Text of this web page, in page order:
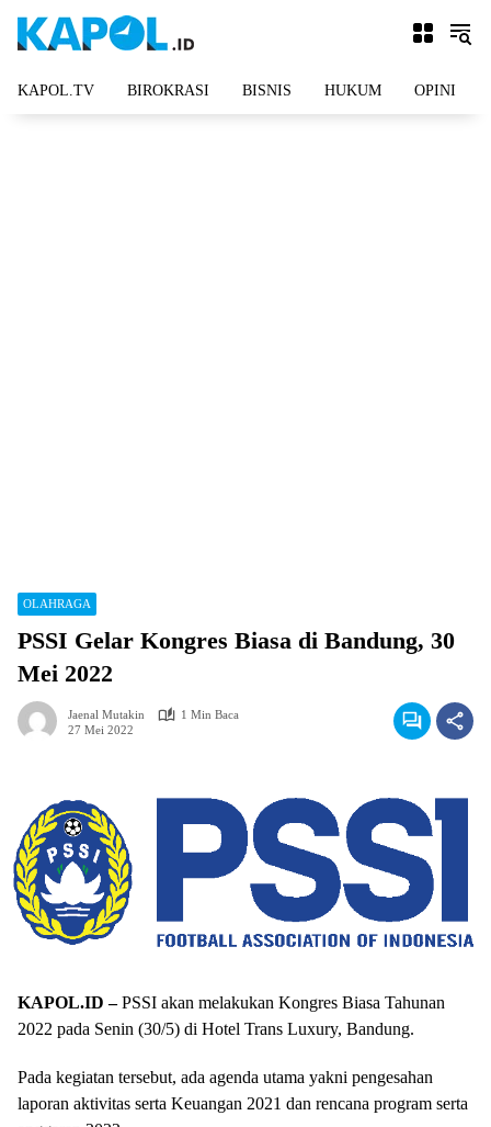
KAPOL.TV BIROKRASI BISNIS HUKUM OPINI
OLAHRAGA
PSSI Gelar Kongres Biasa di Bandung, 30
Mei 2022
Jaenal Mutakin
1 Min Baca
27 Mei 2022
KAPOL.ID –PSSI akan melakukan Kongres Biasa Tahunan
2022 pada Senin (30/5) di Hotel Trans Luxury, Bandung.
Pada kegiatan tersebut, ada agenda utama yakni pengesahan
laporan aktivitas serta Keuangan 2021 dan rencana program serta